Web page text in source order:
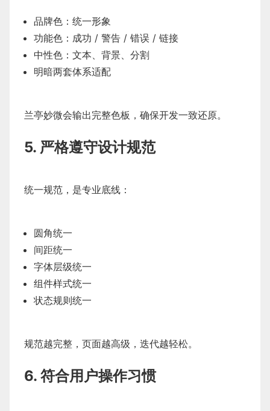
品牌色：统一形象
功能色：成功 / 警告 / 错误 / 链接
中性色：文本、背景、分割
明暗两套体系适配
兰亭妙微会输出完整色板，确保开发一致还原。
5. 严格遵守设计规范
统一规范，是专业底线：
圆角统一
间距统一
字体层级统一
组件样式统一
状态规则统一
规范越完整，页面越高级，迭代越轻松。
6. 符合用户操作习惯